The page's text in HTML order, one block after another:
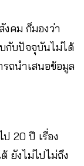
งคม ก็มองว่า
กับปัจจุบันไม่ได้
ถนำเสนอข้อมูล
20 ปี เรื่อง
ยังไม่ไปไม่ถึง